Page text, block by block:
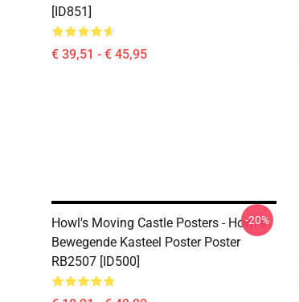
[ID851]
€ 39,51 - € 45,95
Howl's Moving Castle Posters - Howl's
Bewegende Kasteel Poster Poster
RB2507 [ID500]
-20%